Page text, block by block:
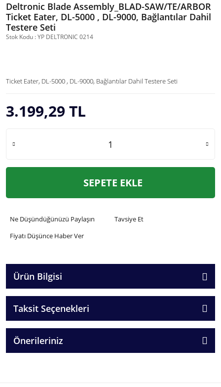
Deltronic Blade Assembly_BLAD-SAW/TE/ARBOR
Ticket Eater, DL-5000 , DL-9000, Bağlantılar Dahil
Testere Seti
Stok Kodu : YP DELTRONIC 0214
Ticket Eater, DL-5000 , DL-9000, Bağlantılar Dahil Testere Seti
3.199,29 TL
SEPETE EKLE
Ne Düşündüğünüzü Paylaşın
Tavsiye Et
Fiyatı Düşünce Haber Ver
Ürün Bilgisi
Taksit Seçenekleri
Önerileriniz